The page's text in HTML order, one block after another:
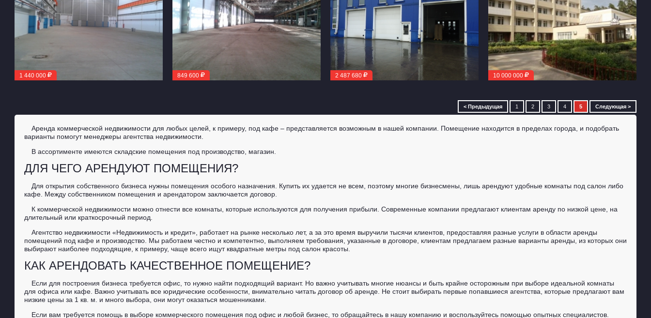
1 440 000 849 600 2 487 680 10 000 000
< Предыдущая 1 2 3 4 5 Следующая >
Аренда коммерческой недвижимости для любых целей, к примеру, под кафе – представляется возможным в нашей компании. Помещение находится в пределах города, и подобрать
варианты помогут менеджеры агентства недвижимости.
В ассортименте имеются складские помещения под производство, магазин.
ДЛЯ ЧЕГО АРЕНДУЮТ ПОМЕЩЕНИЯ?
Для открытия собственного бизнеса нужны помещения особого назначения. Купить их удается не всем, поэтому многие бизнесмены, лишь арендуют удобные комнаты под салон либо
кафе. Между собственником помещения и арендатором заключается договор.
К коммерческой недвижимости можно отнести все комнаты, которые используются для получения прибыли. Современные компании предлагают клиентам аренду по низкой цене, на
длительный или краткосрочный период.
Агентство недвижимости «Недвижимость и кредит», работает на рынке несколько лет, а за это время выручили тысячи клиентов, предоставляя разные услуги в области аренды
помещений под кафе и производство. Мы работаем честно и компетентно, выполняем требования, указанные в договоре, клиентам предлагаем разные варианты аренды, из которых они
выбирают наиболее подходящие, к примеру, чаще всего ищут квадратные метры под салон красоты.
КАК АРЕНДОВАТЬ КАЧЕСТВЕННОЕ ПОМЕЩЕНИЕ?
Если для построения бизнеса требуется офис, то нужно найти подходящий вариант. Но важно учитывать многие нюансы и быть крайне осторожным при выборе идеальной комнаты
для офиса или кафе. Важно учитывать все юридические особенности, внимательно читать договор об аренде. Не стоит выбирать первые попавшиеся агентства, которые предлагают вам
низкие цены за 1 кв. м. и много выбора, они могут оказаться мошенниками.
Если вам требуется помощь в выборе коммерческого помещения под офис и любой бизнес, то обращайтесь в нашу компанию и воспользуйтесь помощью опытных специалистов.